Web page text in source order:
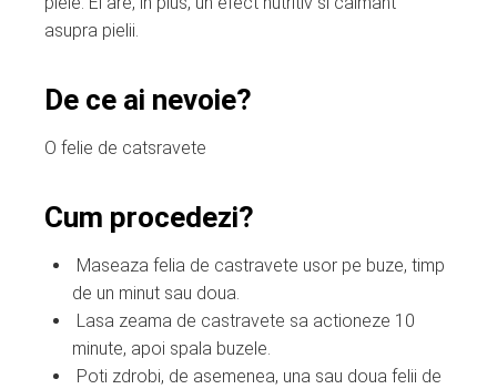
asupra pielii.
De ce ai nevoie?
O felie de catsravete
Cum procedezi?
Maseaza felia de castravete usor pe buze, timp
de un minut sau doua.
Lasa zeama de castravete sa actioneze 10
minute, apoi spala buzele.
Poti zdrobi, de asemenea, una sau doua felii de